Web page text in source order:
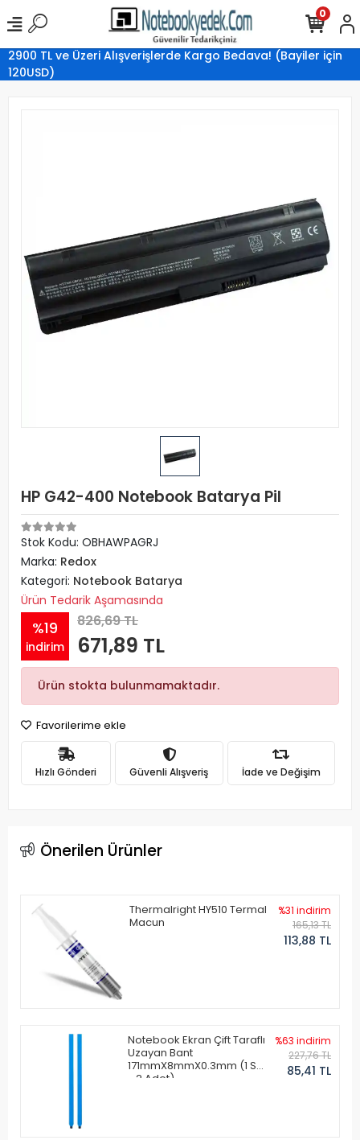
2900 TL ve Üzeri Alışverişlerde Kargo Bedava! (Bayiler için
120USD)
0
HP G42-400 Notebook Batarya Pil
Stok Kodu: OBHAWPAGRJ
Marka: Redox
Kategori: Notebook Batarya
Ürün Tedarik Aşamasında
%19
indirim
826,69 TL
671,89 TL
Ürün stokta bulunmamaktadır.
Favorilerime ekle
Hızlı Gönderi Güvenli Alışveriş İade ve Değişim
Önerilen Ürünler
Thermalright HY510 Termal
Macun
%31 indirim
165,13 TL
113,88 TL
Notebook Ekran Çift Taraflı
Uzayan Bant
171mmX8mmX0.3mm (1 Set
- 2 Adet)
%63 indirim
227,76 TL
85,41 TL